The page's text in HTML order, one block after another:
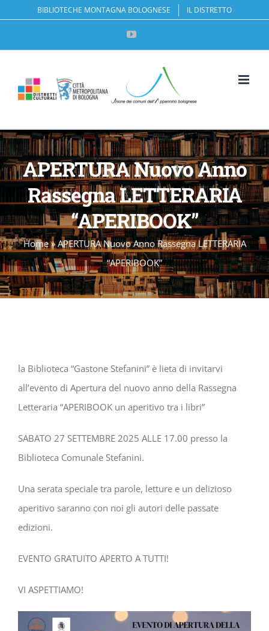
Apri la
contenuto
BIBLIOTECHE MONTAGNA BOLOGNESE IL DISTRETTO
YouTube
APERTURA Nuovo Anno
Rassegna LETTERARIA
“APERIBOOK”
Home»APERTURA Nuovo Anno Rassegna LETTERARIA
“APERIBOOK”
la Biblioteca “Gastone Stefanini” è lieta di invitarvi
all’evento di Apertura del nuovo anno della Rassegna
Letteraria “APERIBOOK un aperitivo tra i libri”
SABATO 27 SETTEMBRE 2025 ALLE 17.00 presso la
Biblioteca Comunale Stefanini.
Una serata speciale tra parole, letture e un delizioso
aperitivo saranno con noi gli autori delle passate
edizioni.
EVENTO GRATUITO APERTO A TUTTI!
VI ASPETTIAMO!